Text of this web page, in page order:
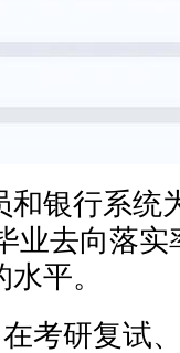
银行系统
业去向落
平。
考研复试